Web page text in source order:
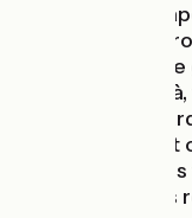
La première
concentré de
jambe,
Montmirail. De
panorama
crêtes finement
continue vers
Barroux par